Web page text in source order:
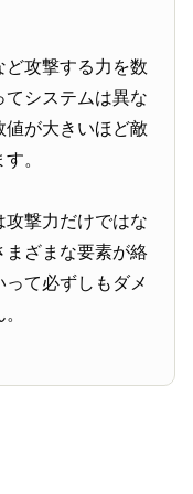
攻撃する力を数
システムは異な
値が大きいほど敵
。
攻撃力だけではな
まざまな要素が絡
て必ずしもダメ